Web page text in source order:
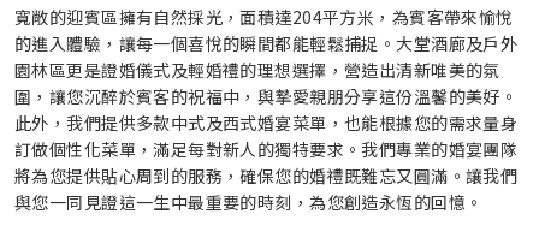
寬敞的迎賓區擁有自然採光，面積達204平方米，為賓客帶來愉悅
的進入體驗，讓每一個喜悅的瞬間都能輕鬆捕捉。大堂酒廊及戶外
園林區更是證婚儀式及輕婚禮的理想選擇，營造出清新唯美的氛
圍，讓您沉醉於賓客的祝福中，與摯愛親朋分享這份溫馨的美好。
此外，我們提供多款中式及西式婚宴菜單，也能根據您的需求量身
訂做個性化菜單，滿足每對新人的獨特要求。我們專業的婚宴團隊
將為您提供貼心周到的服務，確保您的婚禮既難忘又圓滿。讓我們
與您一同見證這一生中最重要的時刻，為您創造永恆的回憶。